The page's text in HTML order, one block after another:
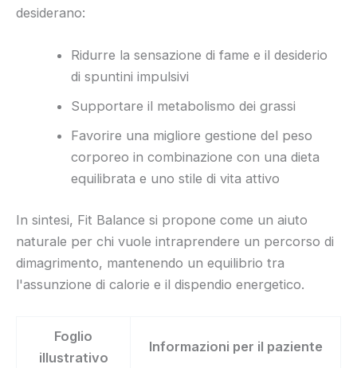
desiderano:
Ridurre la sensazione di fame e il desiderio
di spuntini impulsivi
Supportare il metabolismo dei grassi
Favorire una migliore gestione del peso
corporeo in combinazione con una dieta
equilibrata e uno stile di vita attivo
In sintesi, Fit Balance si propone come un aiuto
naturale per chi vuole intraprendere un percorso di
dimagrimento, mantenendo un equilibrio tra
l'assunzione di calorie e il dispendio energetico.
Foglio
illustrativo
Informazioni per il paziente